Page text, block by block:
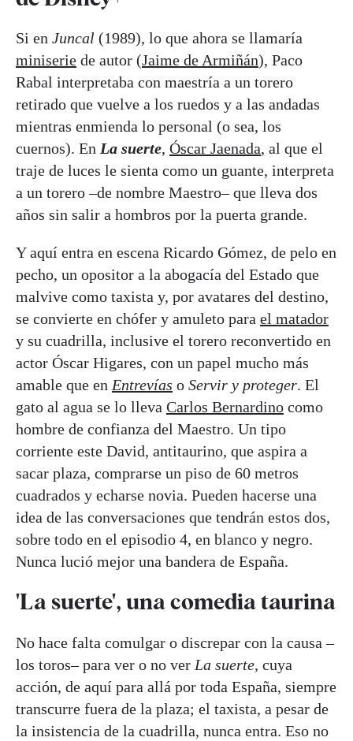
Si en Juncal (1989), lo que ahora se llamaría
miniserie de autor (Jaime de Armiñán), Paco
Rabal interpretaba con maestría a un torero
retirado que vuelve a los ruedos y a las andadas
mientras enmienda lo personal (o sea, los
cuernos). En La suerte, Óscar Jaenada, al que el
traje de luces le sienta como un guante, interpreta
a un torero –de nombre Maestro– que lleva dos
años sin salir a hombros por la puerta grande.
Y aquí entra en escena Ricardo Gómez, de pelo en
pecho, un opositor a la abogacía del Estado que
malvive como taxista y, por avatares del destino,
se convierte en chófer y amuleto para el matador
y su cuadrilla, inclusive el torero reconvertido en
actor Óscar Higares, con un papel mucho más
amable que en Entrevías o Servir y proteger. El
gato al agua se lo lleva Carlos Bernardino como
hombre de confianza del Maestro. Un tipo
corriente este David, antitaurino, que aspira a
sacar plaza, comprarse un piso de 60 metros
cuadrados y echarse novia. Pueden hacerse una
idea de las conversaciones que tendrán estos dos,
sobre todo en el episodio 4, en blanco y negro.
Nunca lució mejor una bandera de España.
'La suerte', una comedia taurina
No hace falta comulgar o discrepar con la causa –
los toros– para ver o no ver La suerte, cuya
acción, de aquí para allá por toda España, siempre
transcurre fuera de la plaza; el taxista, a pesar de
la insistencia de la cuadrilla, nunca entra. Eso no